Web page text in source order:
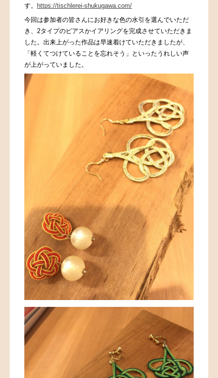
す。
https://tischlerei-shukugawa.com/
今回は参加者の皆さんにお好きな色の水引を選んでいただ
き、2タイプのピアスかイアリングを完成させていただきま
した。出来上がった作品は早速着けていただきましたが、
「軽くてつけていることを忘れそう」といったうれしい声
が上がっていました。